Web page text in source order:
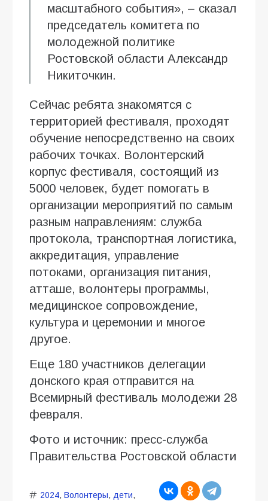
масштабного события», – сказал
председатель комитета по
молодежной политике
Ростовской области Александр
Никиточкин.
Сейчас ребята знакомятся с
территорией фестиваля, проходят
обучение непосредственно на своих
рабочих точках. Волонтерский
корпус фестиваля, состоящий из
5000 человек, будет помогать в
организации мероприятий по самым
разным направлениям: служба
протокола, транспортная логистика,
аккредитация, управление
потоками, организация питания,
атташе, волонтеры программы,
медицинское сопровождение,
культура и церемонии и многое
другое.
Еще 180 участников делегации
донского края отправится на
Всемирный фестиваль молодежи 28
февраля.
Фото и источник: пресс-служба
Правительства Ростовской области
2024, Волонтеры, дети,